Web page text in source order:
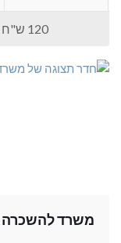
120 ש"ח לצ"ר
משרד להשכרה